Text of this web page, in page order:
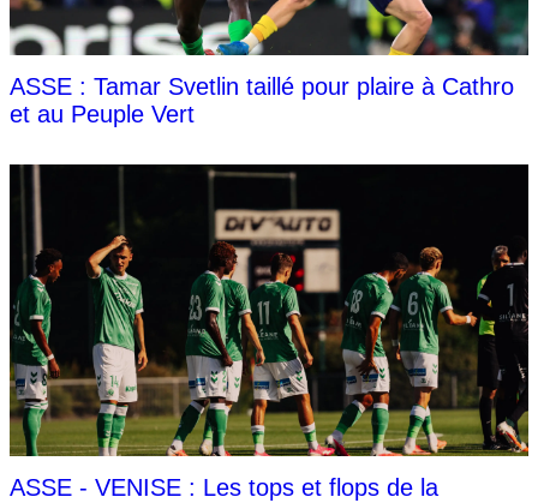
ASSE : Tamar Svetlin taillé pour plaire à Cathro
et au Peuple Vert
ASSE - VENISE : Les tops et flops de la